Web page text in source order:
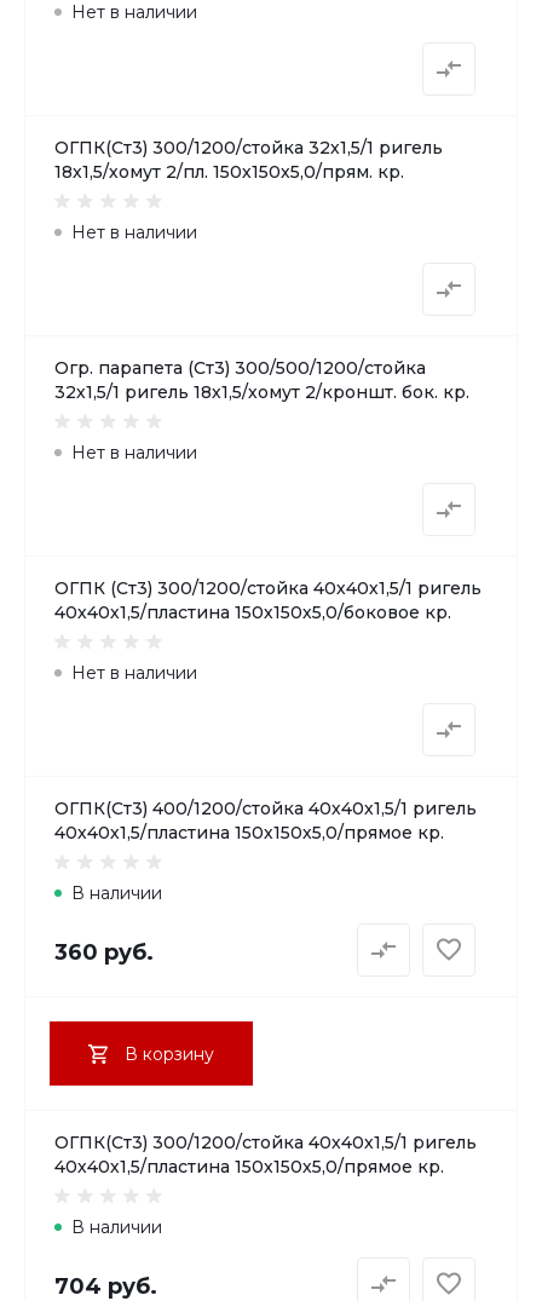
Нет в наличии
ОГПК(Ст3) 300/1200/стойка 32х1,5/1 ригель
18х1,5/хомут 2/пл. 150х150х5,0/прям. кр.
Нет в наличии
Огр. парапета (Ст3) 300/500/1200/стойка
32х1,5/1 ригель 18х1,5/хомут 2/кроншт. бок. кр.
Нет в наличии
ОГПК (Ст3) 300/1200/стойка 40х40х1,5/1 ригель
40х40х1,5/пластина 150х150х5,0/боковое кр.
Нет в наличии
ОГПК(Ст3) 400/1200/стойка 40х40х1,5/1 ригель
40х40х1,5/пластина 150х150х5,0/прямое кр.
В наличии
360 руб.
В корзину
ОГПК(Ст3) 300/1200/стойка 40х40х1,5/1 ригель
40х40х1,5/пластина 150х150х5,0/прямое кр.
В наличии
704 руб.